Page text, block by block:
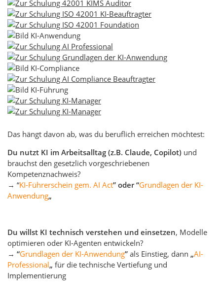
Das hängt davon ab, was du beruflich erreichen möchtest:
Du nutzt KI im Arbeitsalltag (z.B. Claude, Copilot) und
brauchst den gesetzlich vorgeschriebenen
Kompetenznachweis?
→ “KI-Führerschein gem. AI Act” oder “Grundlagen der KI-
Anwendung„
Du willst KI technisch verstehen und einsetzen, Modelle
optimieren oder KI-Agenten entwickeln?
→ “Grundlagen der KI-Anwendung” als Einstieg, dann „AI-
Professional„ für die technische Vertiefung und
Implementierung